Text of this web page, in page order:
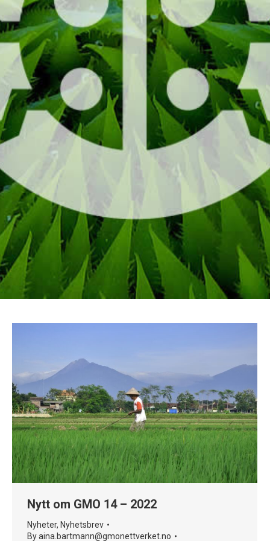
Nytt om GMO 14 – 2022
Nyheter, Nyhetsbrev
Byaina.bartmann@gmonettverket.no